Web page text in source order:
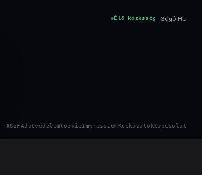
Élő közösség Súgó·HU
ÁSZFAdatvédelem CookieImpresszumKockázatokKapcsolat